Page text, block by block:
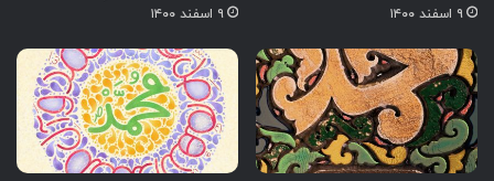
۹ اسفند ۱۴۰۰ ۹ اسفند ۱۴۰۰